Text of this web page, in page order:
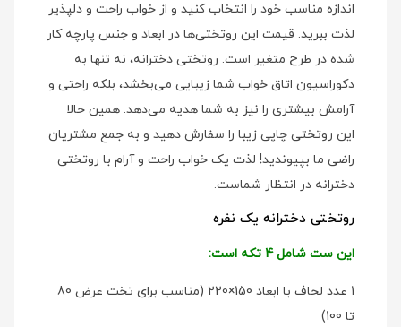
اندازه مناسب خود را انتخاب کنید و از خواب راحت و دلپذیر
لذت ببرید. قیمت این روتختی‌ها در ابعاد و جنس پارچه کار
شده در طرح متغیر است. روتختی دخترانه، نه تنها به
دکوراسیون اتاق خواب شما زیبایی می‌بخشد، بلکه راحتی و
آرامش بیشتری را نیز به شما هدیه می‌دهد. همین حالا
این روتختی چاپی زیبا را سفارش دهید و به جمع مشتریان
راضی ما بپیوندید! لذت یک خواب راحت و آرام با روتختی
دخترانه در انتظار شماست.
روتختی دخترانه یک نفره
این ست شامل 4 تکه است:
1 عدد لحاف با ابعاد 150×220 (مناسب برای تخت عرض 80
تا 100)